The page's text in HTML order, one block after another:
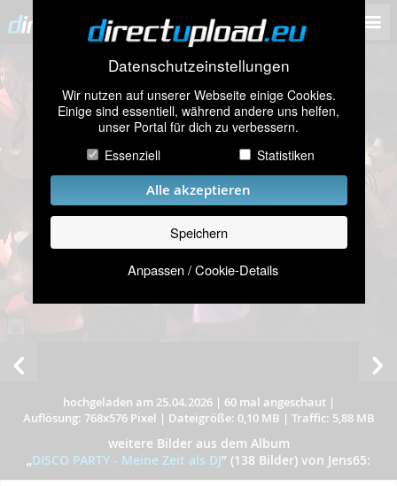
Datenschutzeinstellungen
Wir nutzen auf unserer Webseite einige Cookies.
Einige sind essentiell, während andere uns helfen,
unser Portal für dich zu verbessern.
Essenziell
Statistiken
Alle akzeptieren
Speichern
Anpassen / Cookie-Details
hochgeladen am 25.04.2026| 60 mal angeschaut|
Auflösung: 768x576 Pixel | Dateigröße: 0,10 MB | Traffic: 5,88 MB
weitere Bilder aus dem Album
„DISCO PARTY - Meine Zeit als DJ” (138 Bilder) von Jens65: